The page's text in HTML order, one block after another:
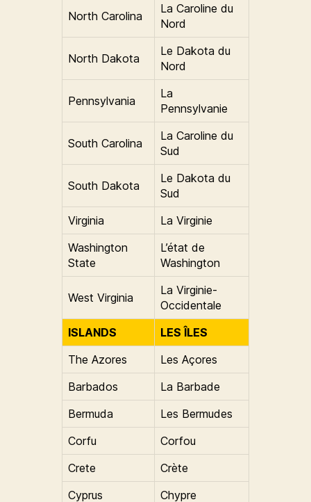
North Carolina
La Caroline du
Nord
North Dakota
Le Dakota du
Nord
Pennsylvania
La
Pennsylvanie
South Carolina
La Caroline du
Sud
South Dakota
Le Dakota du
Sud
Virginia
La Virginie
Washington
State
L’état de
Washington
West Virginia
La Virginie-
Occidentale
ISLANDS
LES ÎLES
The Azores
Les Açores
Barbados
La Barbade
Bermuda
Les Bermudes
Corfu
Corfou
Crete
Crète
Cyprus
Chypre